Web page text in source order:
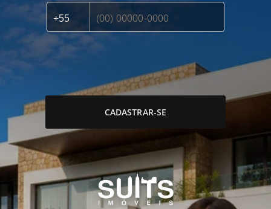
CADASTRAR-SE